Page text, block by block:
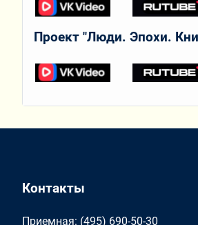
Проект "Люди. Эпохи.
Контакты
Приемная: (495) 690-50-30